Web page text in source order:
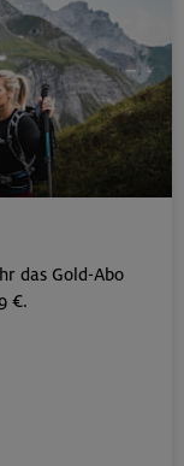
das Gold-Abo
€.